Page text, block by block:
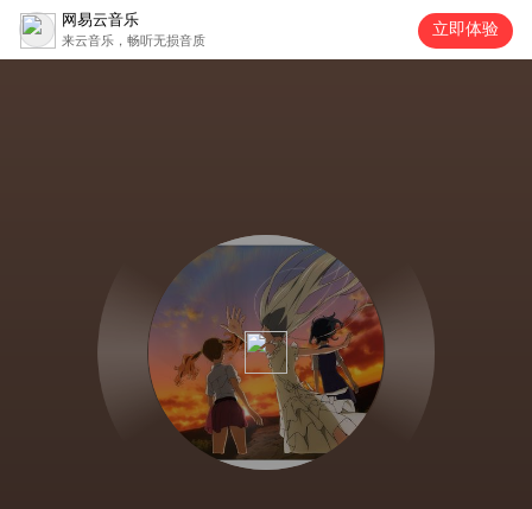
网易云音乐
来云音乐，畅听无损音质
立即体验